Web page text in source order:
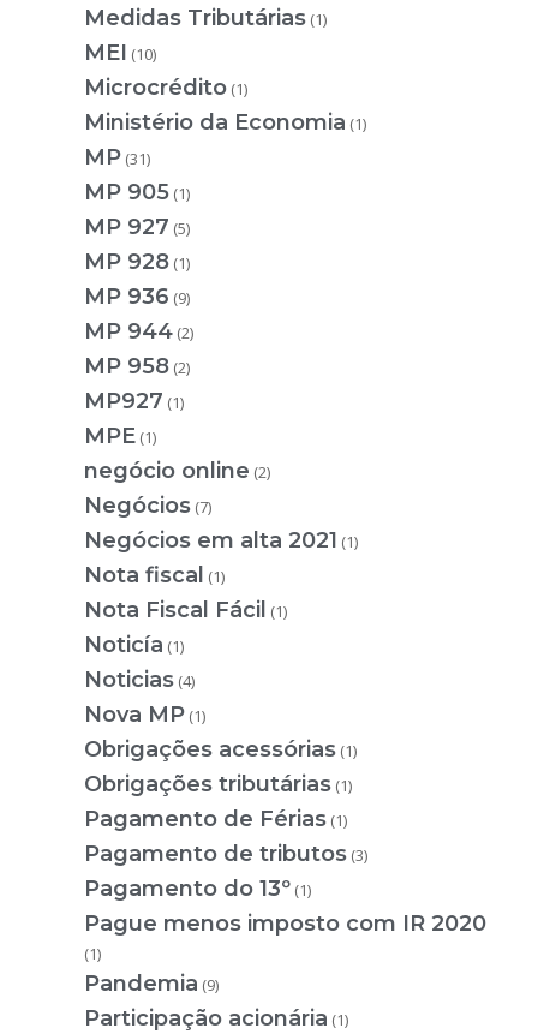
Medidas Tributárias (1)
MEI (10)
Microcrédito (1)
Ministério da Economia (1)
MP (31)
MP 905 (1)
MP 927 (5)
MP 928 (1)
MP 936 (9)
MP 944 (2)
MP 958 (2)
MP927 (1)
MPE (1)
negócio online (2)
Negócios (7)
Negócios em alta 2021 (1)
Nota fiscal (1)
Nota Fiscal Fácil (1)
Noticía (1)
Noticias (4)
Nova MP (1)
Obrigações acessórias (1)
Obrigações tributárias (1)
Pagamento de Férias (1)
Pagamento de tributos (3)
Pagamento do 13º (1)
Pague menos imposto com IR 2020
(1)
Pandemia (9)
Participação acionária (1)